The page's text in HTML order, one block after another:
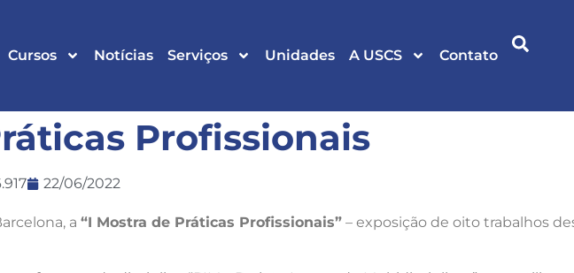
Cursos Notícias Serviços Unidades A USCS Contato
Profissionais
22/06/2022
a “I Mostra de Práticas Profissionais” – exposição de oito trabalhos